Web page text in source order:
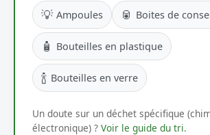
💡 Ampoules 🥫 Boites de
🧴 Bouteilles en plastique
🍾 Bouteilles en verre
Un doute sur un déchet spécifique
électronique) ? Voir le guide du tri.